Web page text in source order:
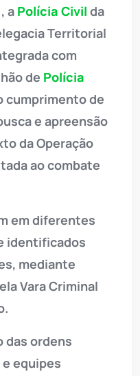
a Polícia Civil da
Territorial
com
de Polícia
cumprimento de
e apreensão
da Operação
ao combate
em diferentes
identificados
mediante
Vara Criminal
das ordens
equipes